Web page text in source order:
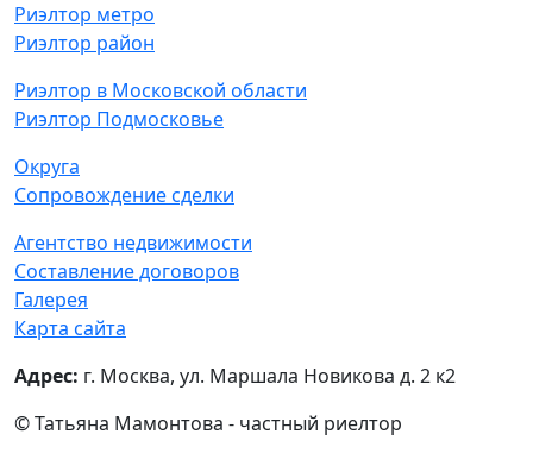
Риэлтор метро
Риэлтор район
Риэлтор в Московской области
Риэлтор Подмосковье
Округа
Сопровождение сделки
Агентство недвижимости
Составление договоров
Галерея
Карта сайта
Адрес: г. Москва, ул. Маршала Новикова д. 2 к2
© Татьяна Мамонтова - частный риелтор